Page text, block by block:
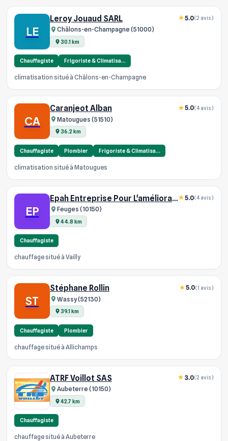
LE
Leroy Jouaud SARL
Châlons-en-Champagne (51000)
30.1 km
5.0(2 avis)
Chauffagiste Frigoriste & Climatisa…
climatisation situé à Châlons-en-Champagne
CA
Caranjeot Alban
Matougues (51510)
36.2 km
5.0(4 avis)
Chauffagiste Plombier Frigoriste & Climatisa…
climatisation situé à Matougues
EP
Epah Entreprise Pour L'amélioration De L'habitat
Feuges (10150)
44.8 km
5.0(4 avis)
Chauffagiste
chauffage situé à Vailly
ST
Stéphane Rollin
Wassy (52130)
39.1 km
5.0(1 avis)
Chauffagiste Plombier
chauffage situé à Allichamps
ATRF Voillot SAS
Aubeterre (10150)
42.7 km
3.0(2 avis)
Chauffagiste
chauffage situé à Aubeterre